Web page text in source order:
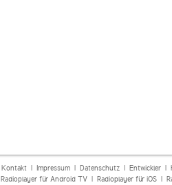
Kontakt| Impressum| Datenschutz| Entwickler|
Radioplayer für Android TV| Radioplayer für iOS|